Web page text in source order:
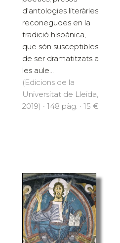
d'antologies literàries
reconegudes en la
tradició hispànica,
que són susceptibles
de ser dramatitzats a
les aule...
(Edicions de la
Universitat de Lleida,
2019) · 148 pàg. · 15 €